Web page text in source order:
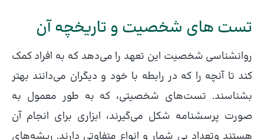
تست های شخصیت و تاریخچه آن
روانشناسی شخصیت این تعهد را می‌دهد که به افراد کمک
کند تا آنچه را که در رابطه با خود و دیگران می‌دانند بهتر
بشناسند. تست‌های شخصیتی، که به طور معمول به
صورت پرسشنامه شکل می‌گیرند، ابزاری برای انجام آن
هستند وتعداد بی شمار و انواع متفاوتی دارند. ریشه‌های